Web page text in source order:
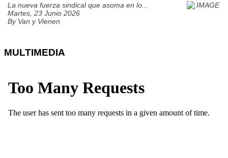
La nueva fuerza sindical que asoma en lo...
Martes, 23 Junio 2026
By Van y Vienen
MULTIMEDIA